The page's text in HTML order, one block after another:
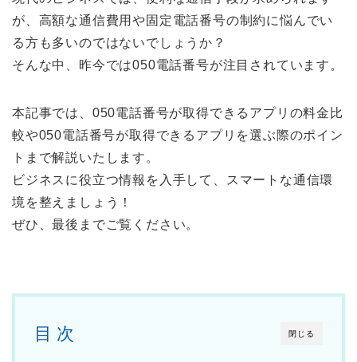
が、高額な通信費用や固定電話番号の制約に悩んでい
る方も多いのではないでしょうか？
そんな中、昨今では050電話番号が注目されています。
本記事では、050電話番号が取得できるアプリの料金比
較や050電話番号が取得できるアプリを選ぶ際のポイン
トまで解説いたします。
ビジネスに役立つ情報を入手して、スマートな通信環
境を整えましょう！
ぜひ、最後までご覧ください。
閉じる
目 次